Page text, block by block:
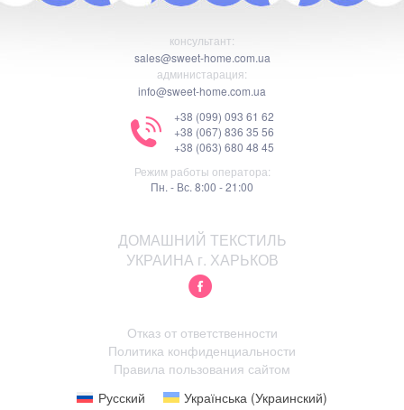
консультант:
sales@sweet-home.com.ua
администарация:
info@sweet-home.com.ua
+38 (099) 093 61 62
+38 (067) 836 35 56
+38 (063) 680 48 45
Режим работы оператора:
Пн. - Вс. 8:00 - 21:00
ДОМАШНИЙ ТЕКСТИЛЬ
УКРАИНА г. ХАРЬКОВ
Отказ от ответственности
Политика конфиденциальности
Правила пользования сайтом
Русский
Українська (Украинский)